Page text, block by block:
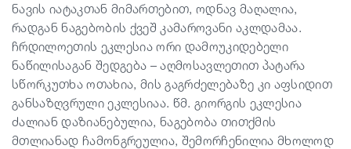
ნავის იატაკთან მიმართებით, ოდნავ მაღალია,
რადგან ნაგებობის ქვეშ კამაროვანი აკლდამაა.
ჩრდილოეთის ეკლესია ორი დამოუკიდებელი
ნაწილისაგან შედგება – აღმოსავლეთით პატარა
სწორკუთხა ოთახია, მის გაგრძელებაზე კი აფსიდით
განსაზღვრული ეკლესიაა. წმ. გიორგის ეკლესია
ძალიან დაზიანებულია, ნაგებობა თითქმის
მთლიანად ჩამონგრეულია, შემორჩენილია მხოლოდ